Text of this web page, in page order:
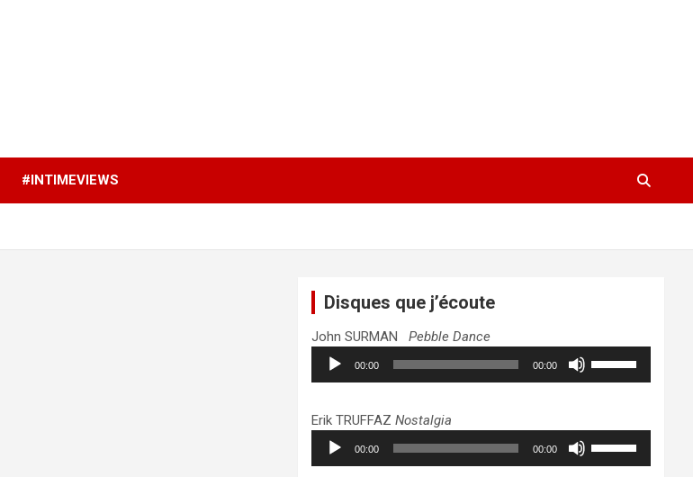
#INTIMEVIEWS
Disques que j’écoute
John SURMANPebble Dance
Lecteur
audio
00:00 00:00
pour
augmenter
ou
Erik TRUFFAZNostalgia
Lecteur
audio
00:00 00:00